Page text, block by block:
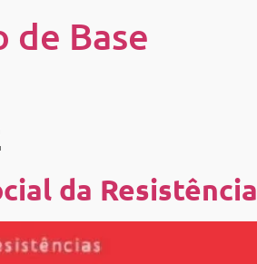
de Base
da Resistência